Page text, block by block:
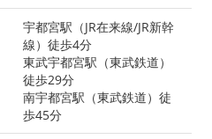
宇都宮駅（JR在来線/JR新幹
線）徒歩4分
東武宇都宮駅（東武鉄道）
徒歩29分
南宇都宮駅（東武鉄道）徒
歩45分